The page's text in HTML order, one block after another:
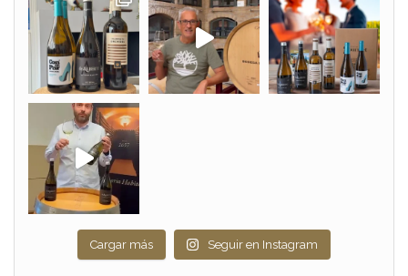
Cargar más Seguir en Instagram